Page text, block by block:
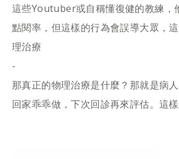
這些Youtuber或自稱懂復健的教練，
點閱率，但這樣的行為會誤導大眾，
理治療
-
那真正的物理治療是什麼？那就是病
回家乖乖做，下次回診再來評估。這